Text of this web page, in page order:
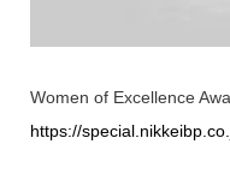
Women of Excellence
https://